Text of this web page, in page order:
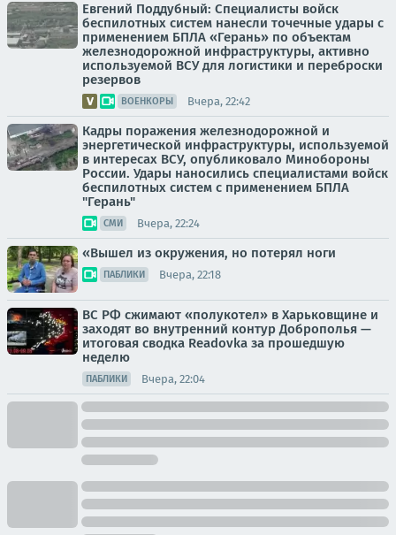
Евгений Поддубный: Специалисты войск
беспилотных систем нанесли точечные удары с
применением БПЛА «Герань» по объектам
железнодорожной инфраструктуры, активно
используемой ВСУ для логистики и переброски
резервов
ВОЕНКОРЫ Вчера, 22:42
Кадры поражения железнодорожной и
энергетической инфраструктуры, используемой
в интересах ВСУ, опубликовало Минобороны
России. Удары наносились специалистами войск
беспилотных систем с применением БПЛА
"Герань"
СМИ Вчера, 22:24
«Вышел из окружения, но потерял ноги
ПАБЛИКИ Вчера, 22:18
ВС РФ сжимают «полукотел» в Харьковщине и
заходят во внутренний контур Доброполья —
итоговая сводка Readovka за прошедшую
неделю
ПАБЛИКИ Вчера, 22:04